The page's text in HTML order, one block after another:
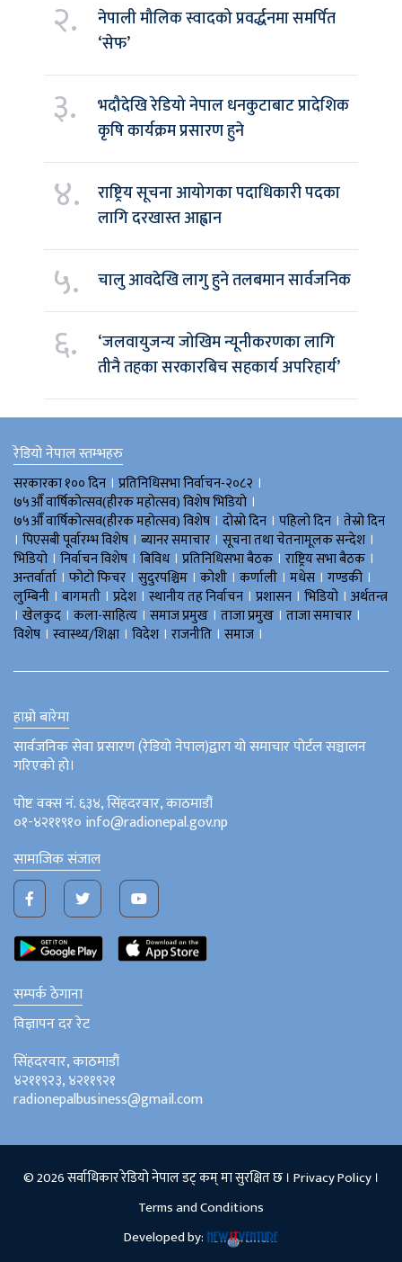
२.
नेपाली मौलिक स्वादको प्रवर्द्धनमा समर्पित
‘सेफ’
३.
भदौदेखि रेडियो नेपाल धनकुटाबाट प्रादेशिक
कृषि कार्यक्रम प्रसारण हुने
४.
राष्ट्रिय सूचना आयोगका पदाधिकारी पदका
लागि दरखास्त आह्वान
५. चालु आवदेखि लागु हुने तलबमान सार्वजनिक
६.
‘जलवायुजन्य जोखिम न्यूनीकरणका लागि
तीनै तहका सरकारबिच सहकार्य अपरिहार्य’
रेडियो नेपाल स्तम्भहरु
सरकारका १०० दिन । प्रतिनिधिसभा निर्वाचन-२०८२ ।
७५औँ वार्षिकोत्सव(हीरक महोत्सव) विशेष भिडियाे ।
७५औँ वार्षिकोत्सव(हीरक महोत्सव) विशेष । दोस्रो दिन । पहिलो दिन । तेस्रो दिन
। पिएसबी पूर्वारम्भ विशेष । ब्यानर समाचार । सूचना तथा चेतनामूलक सन्देश ।
भिडियाे । निर्वाचन विशेष । बिविध। प्रतिनिधिसभा बैठक । राष्ट्रिय सभा बैठक ।
अन्तर्वार्ता । फोटो फिचर । सुदुरपश्चिम । काेशी । कर्णाली । मधेस । गण्डकी ।
लुम्बिनी । बागमती । प्रदेश । स्थानीय तह निर्वाचन । प्रशासन । भिडियो । अर्थतन्त्र
। खेलकुद । कला-साहित्य । समाज प्रमुख । ताजा प्रमुख । ताजा समाचार ।
विशेष । स्वास्थ्य/शिक्षा । विदेश । राजनीति । समाज ।
हाम्रो बारेमा
सार्वजनिक सेवा प्रसारण (रेडियो नेपाल)द्वारा यो समाचार पोर्टल सञ्चालन
गरिएको हो।
पोष्ट वक्स नं. ६३४, सिंहदरवार, काठमाडौं
०१-४२११९१० info@radionepal.gov.np
सामाजिक संजाल
सम्पर्क ठेगाना
विज्ञापन दर रेट
सिंहदरवार, काठमाडौं
४२११९२३, ४२११९२१
radionepalbusiness@gmail.com
© 2026 सर्वाधिकार रेडियो नेपाल डट् कम् मा सुरक्षित छ । Privacy Policy।
Terms and Conditions
Developed by: